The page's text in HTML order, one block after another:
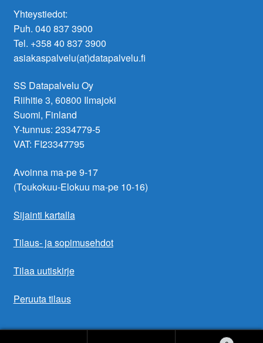
Yhteystiedot:
Puh. 040 837 3900
Tel. +358 40 837 3900
asiakaspalvelu(at)datapalvelu.fi
SS Datapalvelu Oy
Riihitie 3, 60800 Ilmajoki
Suomi, Finland
Y-tunnus: 2334779-5
VAT: FI23347795
Avoinna ma-pe 9-17
(Toukokuu-Elokuu ma-pe 10-16)
Sijainti kartalla
Tilaus- ja sopimusehdot
Tilaa uutiskirje
Peruuta tilaus